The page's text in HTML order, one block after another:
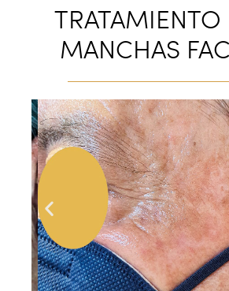
TRATAMIENTO
MANCHAS